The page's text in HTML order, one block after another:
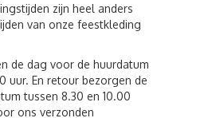
zijn heel anders
van onze feestkleding
de dag voor de huurdatum
uur. En retour bezorgen de
tussen 8.30 en 10.00
ons verzonden